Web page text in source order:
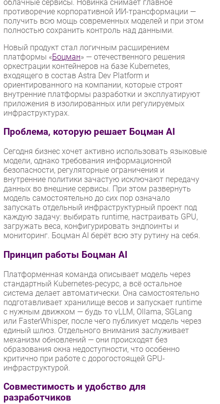
Тестовый стенд
Каталог компаний
облачные сервисы. Новинка снимает главное
противоречие корпоративной ИИ-трансформации —
получить всю мощь современных моделей и при этом
полностью сохранить контроль над данными.
Новый продукт стал логичным расширением
платформы «Боцман» — отечественного решения
оркестрации контейнеров на базе Kubernetes,
входящего в состав Astra Dev Platform и
ориентированного на компании, которые строят
внутренние платформы разработки и эксплуатируют
приложения в изолированных или регулируемых
инфраструктурах.
Проблема, которую решает Боцман AI
Сегодня бизнес хочет активно использовать языковые
модели, однако требования информационной
безопасности, регуляторные ограничения и
внутренние политики зачастую исключают передачу
данных во внешние сервисы. При этом развернуть
модель самостоятельно до сих пор означало
запускать отдельный инфраструктурный проект под
каждую задачу: выбирать runtime, настраивать GPU,
загружать веса, конфигурировать эндпоинты и
мониторинг. Боцман AI берёт всю эту рутину на себя.
Принцип работы Боцман AI
Платформенная команда описывает модель через
стандартный Kubernetes-ресурс, а всё остальное
система делает автоматически. Она самостоятельно
подготавливает хранилище весов и запускает runtime
с нужным движком — будь то vLLM, Ollama, SGLang
или FasterWhisper, после чего публикует модель через
единый шлюз. Отдельного внимания заслуживает
механизм обновлений — они происходят без
образования окна недоступности, что особенно
критично при работе с дорогостоящей GPU-
инфраструктурой.
Совместимость и удобство для
разработчиков